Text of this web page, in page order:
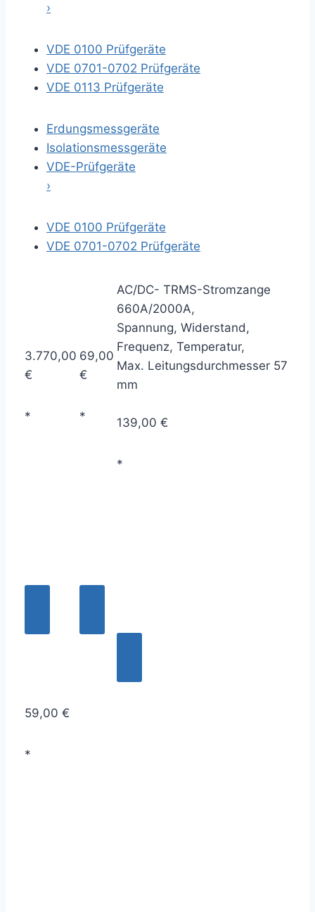
›
VDE 0100 Prüfgeräte
VDE 0701-0702 Prüfgeräte
VDE 0113 Prüfgeräte
Erdungsmessgeräte
Isolationsmessgeräte
VDE-Prüfgeräte
›
VDE 0100 Prüfgeräte
VDE 0701-0702 Prüfgeräte
3.770,00
€
*
69,00
€
*
AC/DC- TRMS-Stromzange
660A/2000A,
Spannung, Widerstand,
Frequenz, Temperatur,
Max. Leitungsdurchmesser 57
mm
139,00 €
*
59,00 €
*